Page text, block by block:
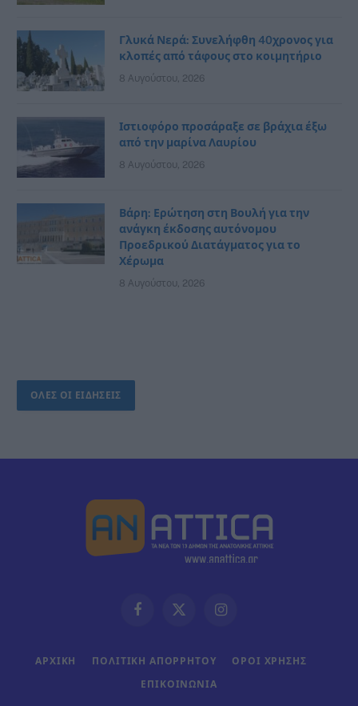
Γλυκά Νερά: Συνελήφθη 40χρονος για
κλοπές από τάφους στο κοιμητήριο
8 Αυγούστου, 2026
Ιστιοφόρο προσάραξε σε βράχια έξω
από την μαρίνα Λαυρίου
8 Αυγούστου, 2026
Βάρη: Ερώτηση στη Βουλή για την
ανάγκη έκδοσης αυτόνομου
Προεδρικού Διατάγματος για το
Χέρωμα
8 Αυγούστου, 2026
ΟΛΕΣ ΟΙ ΕΙΔΗΣΕΙΣ
FacebookX
Instagram
ΑΡΧΙΚΗ ΠΟΛΙΤΙΚΗ ΑΠΟΡΡΗΤΟΥ ΟΡΟΙ ΧΡΗΣΗΣ
ΕΠΙΚΟΙΝΩΝΊΑ